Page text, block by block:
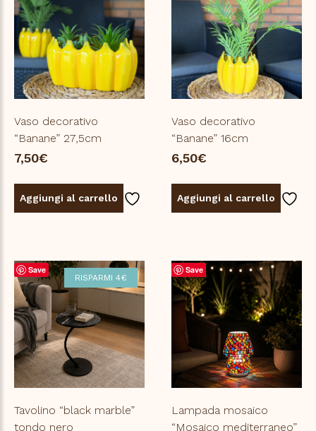
Vaso decorativo
“Banane” 27,5cm
7,50€
Aggiungi al carrello
Vaso decorativo
“Banane” 16cm
6,50€
Aggiungi al carrello
Save
RISPARMI 4€
Tavolino “black marble”
tondo nero
Save
Lampada mosaico
“Mosaico mediterraneo”